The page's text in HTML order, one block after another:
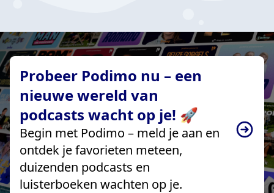
Probeer Podimo nu – een
nieuwe wereld van
podcasts wacht op je! 🚀
Begin met Podimo – meld je aan en
ontdek je favorieten meteen,
duizenden podcasts en
luisterboeken wachten op je.